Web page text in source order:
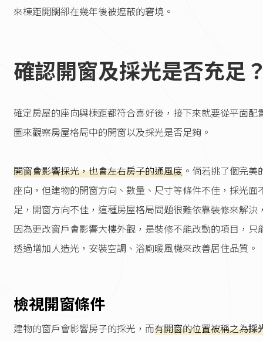
來棟距開闊卻在幾年後被遮蔽的窘境。
確認開窗及採光是否充足
確定房屋的座向與棟距都符合喜好後，接下來就要從平面配
圖來觀察房屋格局中的開窗以及採光是否足夠。
開窗會影響採光，也會左右房子的通風度 。倘若挑了個完美
座向，但建物的開窗方向、數量、尺寸等條件不佳，採光面
足，開窗方向不佳，這種房屋格局問題很難依靠裝修來解決
因為更改窗戶會影響大樓外觀，是裝修不能改動的項目，只
透過增加人造光，安裝空調、浴廁暖風機來改善居住品質。
檢視開窗條件
建物的窗戶會影響房子的採光，而有開窗的位置被稱之為採